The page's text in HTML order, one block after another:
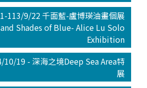
113/9/22 千面藍-盧博瑛油畫個展
Shades of Blue- Alice Lu Solo
Exhibition
19 - 深海之境Deep Sea Area特
展